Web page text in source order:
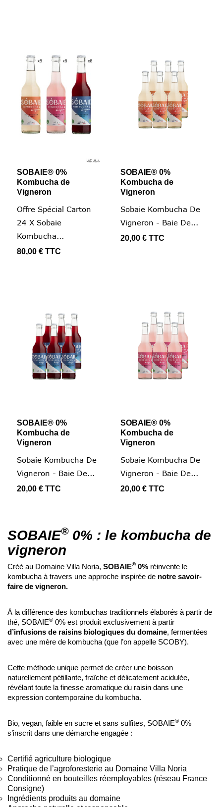
SOBAIE® 0%
Kombucha de
Vigneron
Offre Spécial Carton
24 X Sobaie
Kombucha...
80,00 € TTC
SOBAIE® 0%
Kombucha de
Vigneron
Sobaie Kombucha De
Vigneron - Baie De...
20,00 € TTC
SOBAIE® 0%
Kombucha de
Vigneron
Sobaie Kombucha De
Vigneron - Baie De...
20,00 € TTC
SOBAIE® 0%
Kombucha de
Vigneron
Sobaie Kombucha De
Vigneron - Baie De...
20,00 € TTC
SOBAIE®0% : le kombucha de
vigneron
Créé au Domaine Villa Noria, SOBAIE® 0% réinvente le
kombucha à travers une approche inspirée de notre savoir-
faire de vigneron.
À la différence des kombuchas traditionnels élaborés à partir de
thé, SOBAIE® 0% est produit exclusivement à partir
d’infusions de raisins biologiques du domaine, fermentées
avec une mère de kombucha (que l’on appelle SCOBY).
Cette méthode unique permet de créer une boisson
naturellement pétillante, fraîche et délicatement acidulée,
révélant toute la finesse aromatique du raisin dans une
expression contemporaine du kombucha.
Bio, vegan, faible en sucre et sans sulfites, SOBAIE® 0%
s’inscrit dans une démarche engagée :
Certifié agriculture biologique
Pratique de l’agroforesterie au Domaine Villa Noria
Conditionné en bouteilles réemployables (réseau France
Consigne)
Ingrédients produits au domaine